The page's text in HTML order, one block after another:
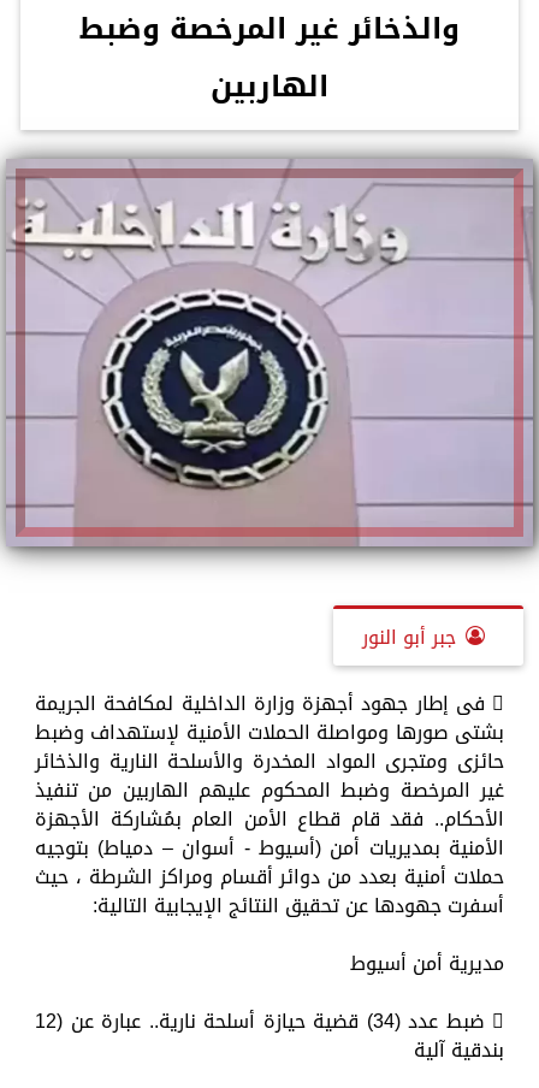
والذخائر غير المرخصة وضبط
الهاربين
جبر أبو النور
 فى إطار جهود أجهزة وزارة الداخلية لمكافحة الجريمة
بشتى صورها ومواصلة الحملات الأمنية لإستهداف وضبط
حائزى ومتجرى المواد المخدرة والأسلحة النارية والذخائر
غير المرخصة وضبط المحكوم عليهم الهاربين من تنفيذ
الأحكام.. فقد قام قطاع الأمن العام بمُشاركة الأجهزة
الأمنية بمديريات أمن (أسيوط - أسوان – دمياط) بتوجيه
حملات أمنية بعدد من دوائر أقسام ومراكز الشرطة ، حيث
أسفرت جهودها عن تحقيق النتائج الإيجابية التالية:
مديرية أمن أسيوط
 ضبط عدد (34) قضية حيازة أسلحة نارية.. عبارة عن (12
بندقية آلية